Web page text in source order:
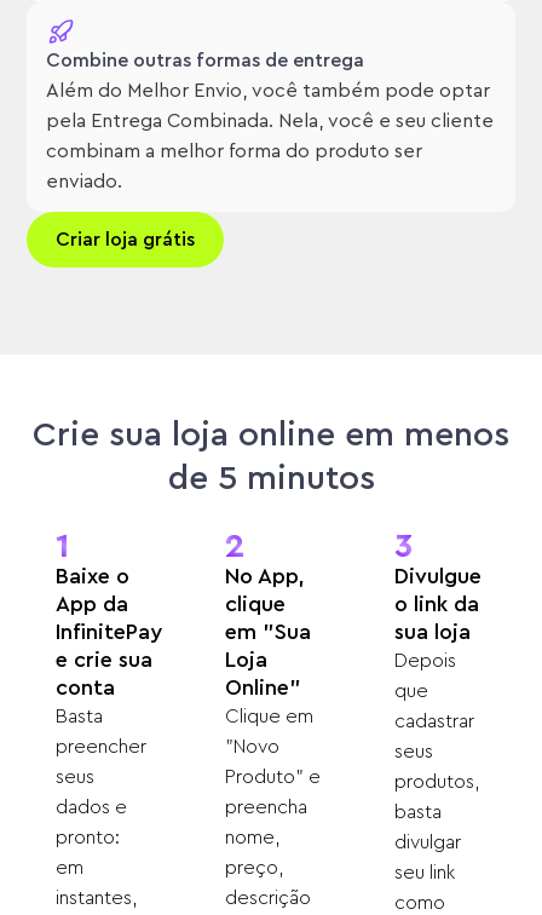
Combine outras formas de entrega
Além do Melhor Envio, você também pode optar
pela Entrega Combinada. Nela, você e seu cliente
combinam a melhor forma do produto ser
enviado.
Criar loja grátis
Crie sua loja online em menos
de 5 minutos
1
Baixe o
App da
InfinitePay
e crie sua
conta
Basta
preencher
seus
dados e
pronto:
em
instantes,
2
No App,
clique
em "Sua
Loja
Online"
Clique em
"Novo
Produto" e
preencha
nome,
preço,
descrição
3
Divulgue
o link da
sua loja
Depois
que
cadastrar
seus
produtos,
basta
divulgar
seu link
como